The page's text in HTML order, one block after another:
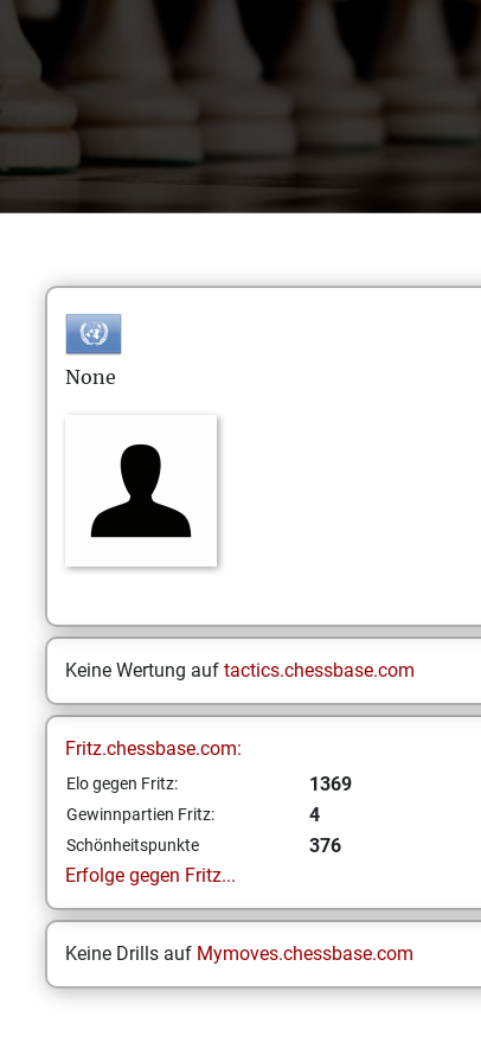
None
Keine Wertung auf tactics.chessbase.com
Fritz.chessbase.com:
Elo gegen Fritz: 1369
Gewinnpartien Fritz: 4
Schönheitspunkte
376
Erfolge gegen Fritz...
Keine Drills auf Mymoves.chessbase.com